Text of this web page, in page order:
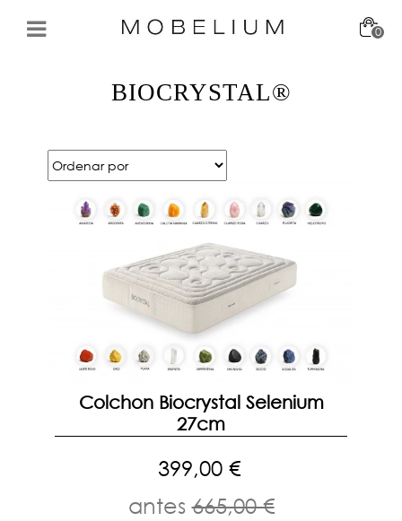
0
BIOCRYSTAL®
Colchon Biocrystal Selenium
27cm
399,00 €
antes665,00 €